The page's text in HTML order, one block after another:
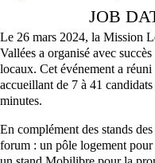
JOB
Le 26 mars 2024, la Mission
Vallées a organisé avec
locaux. Cet événement a
accueillant de 7 à 41
minutes.
En complément des stands
forum : un pôle logement